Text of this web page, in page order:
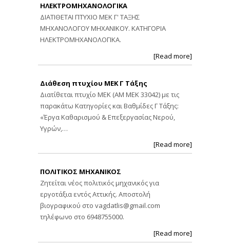
ΗΛΕΚΤΡΟΜΗΧΑΝΟΛΟΓΙΚΑ
ΔΙΑΤΙΘΕΤΑΙ ΠΤΥΧΙΟ ΜΕΚ Γ' ΤΑΞΗΣ
ΜΗΧΑΝΟΛΟΓΟΥ ΜΗΧΑΝΙΚΟΥ. ΚΑΤΗΓΟΡΙΑ
ΗΛΕΚΤΡΟΜΗΧΑΝΟΛΟΓΙΚΑ.
[Read more]
Διάθεση πτυχίου ΜΕΚ Γ Τάξης
Διατίθεται πτυχίο ΜΕΚ (ΑΜ ΜΕΚ 33042) με τις
παρακάτω Κατηγορίες και Βαθμίδες Γ Τάξης:
«Έργα Καθαρισμού & Επεξεργασίας Νερού,
Υγρών,…
[Read more]
ΠΟΛΙΤΙΚΟΣ ΜΗΧΑΝΙΚΟΣ
Ζητείται νέος πολιτικός μηχανικός για
εργοτάξια εντός Αττικής. Αποστολή
βιογραφικού στο vagdatlis@gmail.com
τηλέφωνο στο 6948755000.
[Read more]